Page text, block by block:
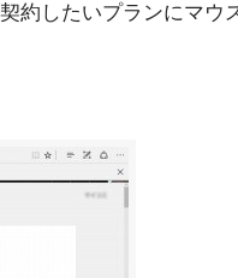
約したいプランにマウ